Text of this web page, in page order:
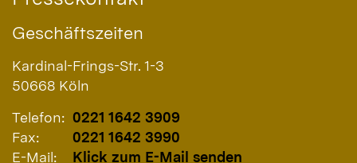
Geschäftszeiten
Kardinal-Frings-Str. 1-3
50668 Köln
Telefon: 0221 1642 3909
Fax:
0221 1642 3990
E-Mail:
Klick zum E-Mail senden